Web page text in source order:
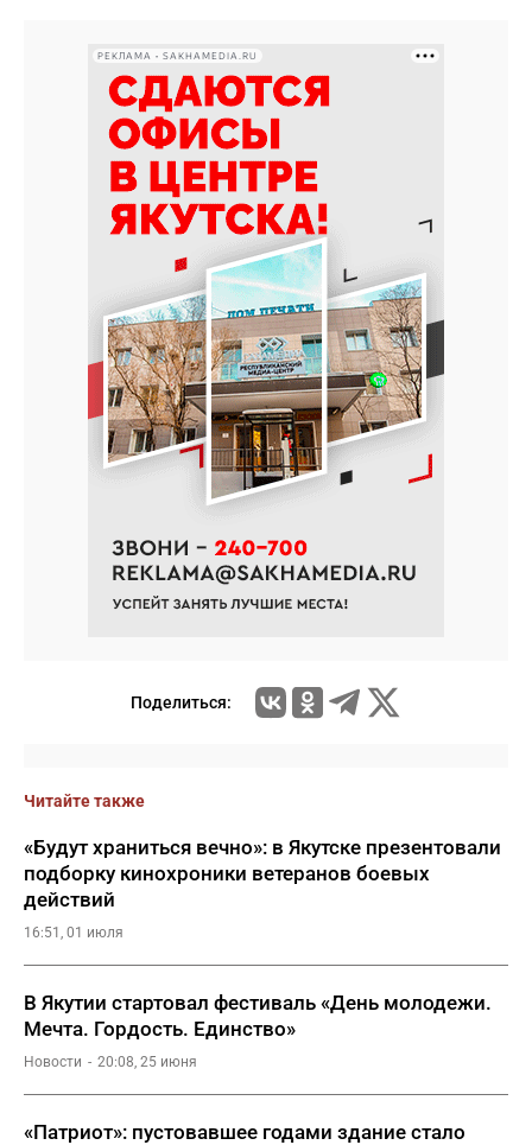
РЕКЛАМА • SAKHAMEDIA.RU
Поделиться:
Читайте также
«Будут храниться вечно»: в Якутске презентовали
подборку кинохроники ветеранов боевых
действий
16:51, 01 июля
В Якутии стартовал фестиваль «День молодежи.
Мечта. Гордость. Единство»
Новости 20:08, 25 июня
«Патриот»: пустовавшее годами здание стало